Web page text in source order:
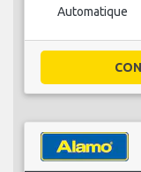
Automatique